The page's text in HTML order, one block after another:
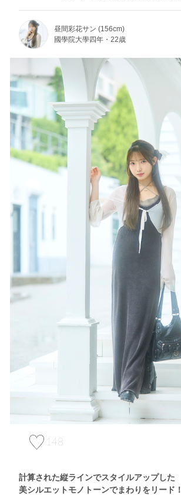
昼間彩花サン (156cm)
國學院大學四年・22歳
148
計算された縦ラインでスタイルアップした
美シルエットモノトーンでまわりをリード！